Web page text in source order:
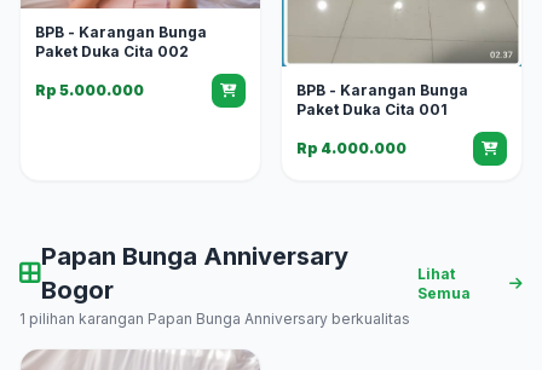
BPB - Karangan Bunga
Paket Duka Cita 002
Rp 5.000.000
BPB - Karangan Bunga
Paket Duka Cita 001
Rp 4.000.000
Papan Bunga Anniversary
Bogor
1 pilihan karangan Papan Bunga Anniversary berkualitas
Lihat
Semua